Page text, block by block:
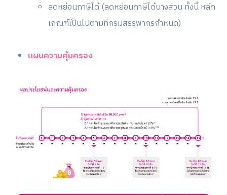
ลดหย่อนภาษีได้ (ลดหย่อนภาษีได้บางส่วน ทั้งนี้ หลัก
เกณฑ์เป็นไปตามที่กรมสรรพากรกำหนด)
แผนความคุ้มครอง